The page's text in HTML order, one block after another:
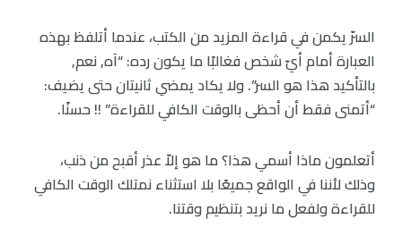
السرّ يكمن في قراءة المزيد من الكتب، عندما أتلفظ بهذه
العبارة أمام أيّ شخص فغالبًا ما يكون رده: “آه, نعم,
بالتأكيد هذا هو السر”. ولا يكاد يمضي ثانيتان حتى يضيف:
“أتمنى فقط أن أحظى بالوقت الكافي للقراءة” !! حسنًا.
أتعلمون ماذا أسمي هذا؟ ما هو إلاّ عذر أقبح من ذنب،
وذلك لأننا في الواقع جميعًا بلا استثناء نمتلك الوقت الكافي
للقراءة ولفعل ما نريد بتنظيم وقتنا.